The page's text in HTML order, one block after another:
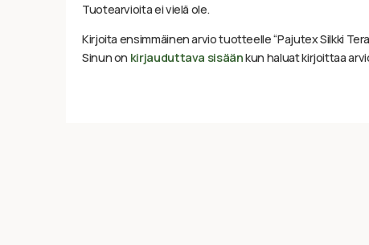
Tuotearvioita ei vielä ole.
Kirjoita ensimmäinen arvio tuotteelle “Pajutex Silkki
Sinun on kirjauduttava sisäänkun haluat kirjoittaa